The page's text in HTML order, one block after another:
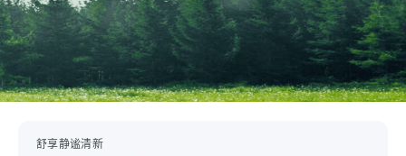
舒享静谧清新